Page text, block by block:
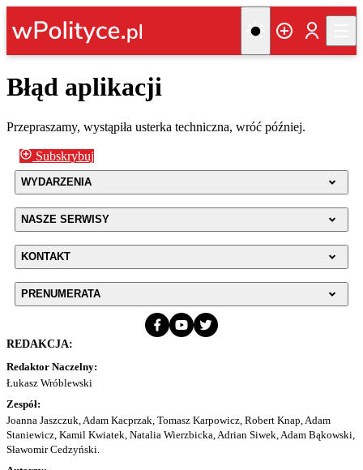
Błąd aplikacji
Przepraszamy, wystąpiła usterka techniczna, wróć później.
Subskrybuj
WYDARZENIA
NASZE SERWISY
KONTAKT
PRENUMERATA
REDAKCJA:
Redaktor Naczelny:
Łukasz Wróblewski
Zespół:
Joanna Jaszczuk, Adam Kacprzak, Tomasz Karpowicz, Robert Knap, Adam
Staniewicz, Kamil Kwiatek, Natalia Wierzbicka, Adrian Siwek, Adam Bąkowski,
Sławomir Cedzyński.